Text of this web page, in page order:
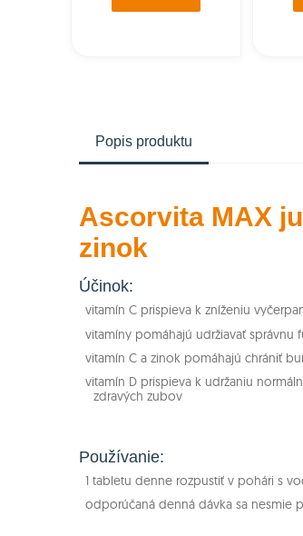
Popis produktu
Ascorvita MAX
zinok
Účinok:
vitamín C prispieva k zníženiu
vitamíny pomáhajú udržiavať správnu
vitamín C a zinok pomáhajú chrániť
vitamín D prispieva k udržaniu
zdravých zubov
Používanie:
1 tabletu denne rozpustiť v pohári s
odporúčaná denná dávka sa nesmie